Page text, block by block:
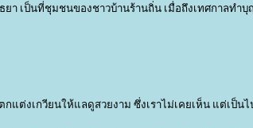
า เป็นที่ชุมชนของชาวบ้านร้านถิ่น เมื่อถึงเทศกาลทำ
ต่งเกวียนให้แลดูสวยงาม ซึ่งเราไม่เคยเห็น แต่เป็นไ